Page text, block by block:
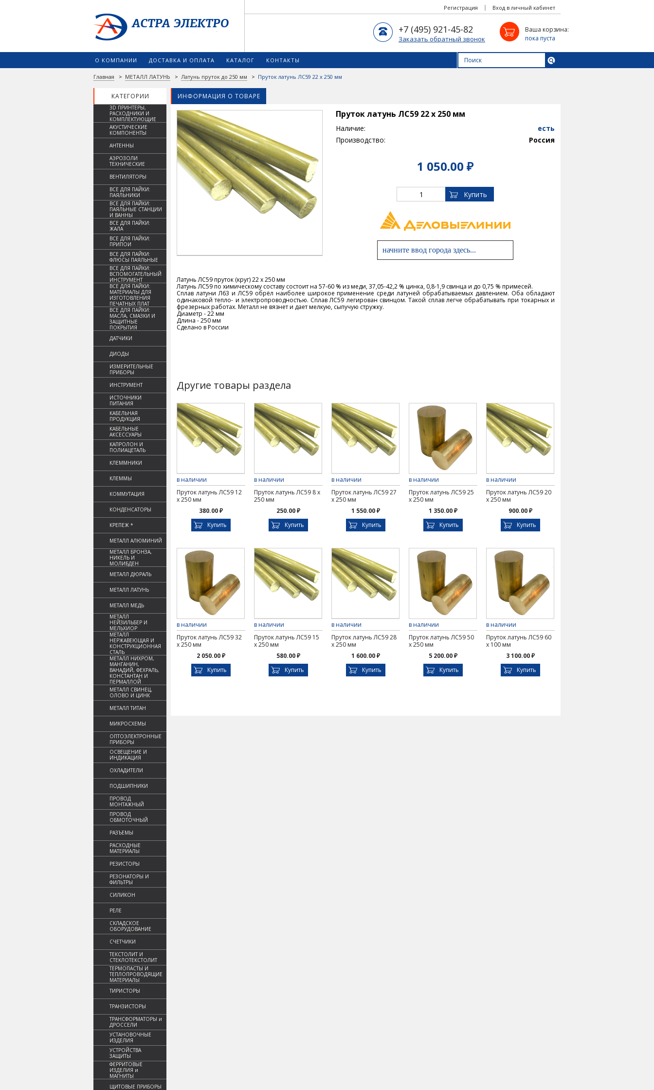
Вход в личный кабинет
Регистрация
Ваша корзина:
пока пуста
+7 (495) 921-45-82
Заказать обратный звонок
О КОМПАНИИ ДОСТАВКА И ОПЛАТА КАТАЛОГ КОНТАКТЫ
Главная > МЕТАЛЛ ЛАТУНЬ > Латунь пруток до 250 мм > Пруток латунь ЛС59 22 х 250 мм
КАТЕГОРИИ ИНФОРМАЦИЯ О ТОВАРЕ
3D ПРИНТЕРЫ,
РАСХОДНИКИ И
КОМПЛЕКТУЮЩИЕ
АКУСТИЧЕСКИЕ
КОМПОНЕНТЫ
АНТЕННЫ
АЭРОЗОЛИ
ТЕХНИЧЕСКИЕ
ВЕНТИЛЯТОРЫ
ВСЕ ДЛЯ ПАЙКИ:
ПАЯЛЬНИКИ
ВСЕ ДЛЯ ПАЙКИ:
ПАЯЛЬНЫЕ СТАНЦИИ
И ВАННЫ
ВСЕ ДЛЯ ПАЙКИ:
ЖАЛА
ВСЕ ДЛЯ ПАЙКИ:
ПРИПОИ
ВСЕ ДЛЯ ПАЙКИ:
ФЛЮСЫ ПАЯЛЬНЫЕ
ВСЕ ДЛЯ ПАЙКИ:
ВСПОМОГАТЕЛЬНЫЙ
ИНСТРУМЕНТ
ВСЕ ДЛЯ ПАЙКИ:
МАТЕРИАЛЫ ДЛЯ
ИЗГОТОВЛЕНИЯ
ПЕЧАТНЫХ ПЛАТ
ВСЕ ДЛЯ ПАЙКИ:
МАСЛА, СМАЗКИ И
ЗАЩИТНЫЕ
ПОКРЫТИЯ
ДАТЧИКИ
ДИОДЫ
ИЗМЕРИТЕЛЬНЫЕ
ПРИБОРЫ
ИНСТРУМЕНТ
ИСТОЧНИКИ
ПИТАНИЯ
КАБЕЛЬНАЯ
ПРОДУКЦИЯ
КАБЕЛЬНЫЕ
АКСЕССУАРЫ
КАПРОЛОН И
ПОЛИАЦЕТАЛЬ
КЛЕММНИКИ
КЛЕММЫ
КОММУТАЦИЯ
КОНДЕНСАТОРЫ
КРЕПЕЖ *
МЕТАЛЛ АЛЮМИНИЙ
МЕТАЛЛ БРОНЗА,
НИКЕЛЬ И
МОЛИБДЕН
МЕТАЛЛ ДЮРАЛЬ
МЕТАЛЛ ЛАТУНЬ
МЕТАЛЛ МЕДЬ
МЕТАЛЛ
НЕЙЗИЛЬБЕР И
МЕЛЬХИОР
МЕТАЛЛ
НЕРЖАВЕЮЩАЯ И
КОНСТРУКЦИОННАЯ
СТАЛЬ
МЕТАЛЛ НИХРОМ,
МАНГАНИН,
ВАНАДИЙ, ФЕХРАЛЬ,
КОНСТАНТАН И
ПЕРМАЛЛОЙ
МЕТАЛЛ СВИНЕЦ,
ОЛОВО И ЦИНК
МЕТАЛЛ ТИТАН
МИКРОСХЕМЫ
ОПТОЭЛЕКТРОННЫЕ
ПРИБОРЫ
ОСВЕЩЕНИЕ И
ИНДИКАЦИЯ
ОХЛАДИТЕЛИ
ПОДШИПНИКИ
ПРОВОД
МОНТАЖНЫЙ
ПРОВОД
ОБМОТОЧНЫЙ
РАЗЪЕМЫ
РАСХОДНЫЕ
МАТЕРИАЛЫ
РЕЗИСТОРЫ
РЕЗОНАТОРЫ И
ФИЛЬТРЫ
СИЛИКОН
РЕЛЕ
СКЛАДСКОЕ
ОБОРУДОВАНИЕ
СЧЕТЧИКИ
ТЕКСТОЛИТ И
СТЕКЛОТЕКСТОЛИТ
ТЕРМОПАСТЫ И
ТЕПЛОПРОВОДЯЩИЕ
МАТЕРИАЛЫ
ТИРИСТОРЫ
ТРАНЗИСТОРЫ
ТРАНСФОРМАТОРЫ и
ДРОССЕЛИ
УСТАНОВОЧНЫЕ
ИЗДЕЛИЯ
УСТРОЙСТВА
ЗАЩИТЫ
ФЕРРИТОВЫЕ
ИЗДЕЛИЯ и
МАГНИТЫ
ЩИТОВЫЕ ПРИБОРЫ
Пруток латунь ЛС59 22 х 250 мм
Наличие:
есть
Производство:
Россия
1 050.00 ₽
Латунь ЛС59пруток (круг) 22 х 250 мм
Латунь ЛС59по химическому составу состоит на 57-60 % из меди, 37,05-42,2 % цинка, 0,8-1,9 свинца и до 0,75 % примесей.
Сплав латуниЛ63 иЛС59обрёл наиболее широкое применение среди латуней обрабатываемых давлением. Оба обладают
одинаковой тепло- и электропроводностью. СплавЛС59 легирован свинцом. Такой сплав легче обрабатывать при токарных и
фрезерных работах. Металл не вязнет и дает мелкую, сыпучую стружку.
Диаметр - 22 мм
Длина - 250 мм
Сделано в России
Другие товары раздела
в наличии
Пруток латунь ЛС59 12
х 250 мм
380.00 ₽
Купить
в наличии
Пруток латунь ЛС59 8 х
250 мм
250.00 ₽
Купить
в наличии
Пруток латунь ЛС59 27
х 250 мм
1 550.00 ₽
Купить
в наличии
Пруток латунь ЛС59 25
х 250 мм
1 350.00 ₽
Купить
в наличии
Пруток латунь ЛС59 20
х 250 мм
900.00 ₽
Купить
в наличии
Пруток латунь ЛС59 32
х 250 мм
2 050.00 ₽
Купить
в наличии
Пруток латунь ЛС59 15
х 250 мм
580.00 ₽
Купить
в наличии
Пруток латунь ЛС59 28
х 250 мм
1 600.00 ₽
Купить
в наличии
Пруток латунь ЛС59 50
х 250 мм
5 200.00 ₽
Купить
в наличии
Пруток латунь ЛС59 60
х 100 мм
3 100.00 ₽
Купить